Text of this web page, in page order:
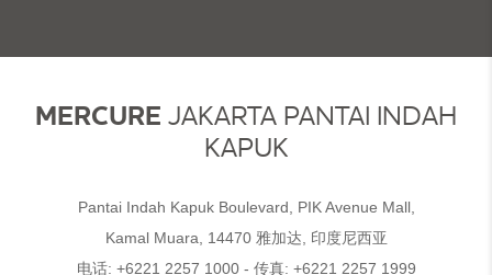
MERCURE JAKARTA PANTAI INDAH
KAPUK
Pantai Indah Kapuk Boulevard, PIK Avenue Mall,
Kamal Muara, 14470 雅加达, 印度尼西亚
电话: +6221 2257 1000- 传真: +6221 2257 1999